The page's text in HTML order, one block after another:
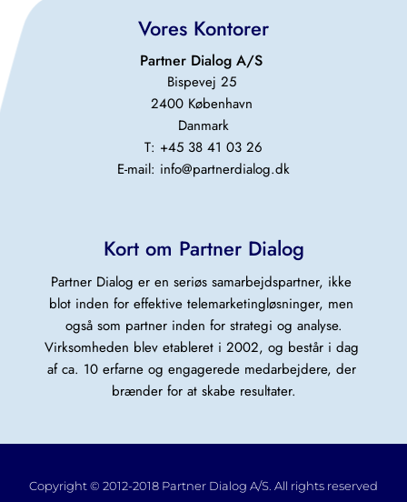
Vores Kontorer
Partner Dialog A/S
Bispevej 25
2400 København
Danmark
T: +45 38 41 03 26
E-mail: info@partnerdialog.dk
Kort om Partner Dialog
Partner Dialog er en seriøs samarbejdspartner, ikke
blot inden for effektive telemarketingløsninger, men
også som partner inden for strategi og analyse.
Virksomheden blev etableret i 2002, og består i dag
af ca. 10 erfarne og engagerede medarbejdere, der
brænder for at skabe resultater.
Copyright © 2012-2018 Partner Dialog A/S. All rights reserved